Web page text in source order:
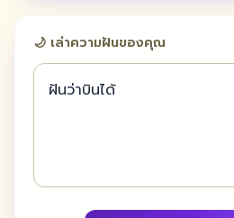
🌙 เล่าความฝันของคุณ